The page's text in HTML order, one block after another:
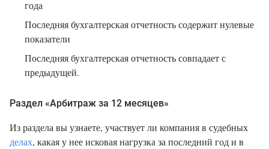
года
Последняя бухгалтерская отчетность содержит нулевые
показатели
Последняя бухгалтерская отчетность совпадает с
предыдущей.
Раздел «Арбитраж за 12 месяцев»
Из раздела вы узнаете, участвует ли компания в судебных
делах, какая у нее исковая нагрузка за последний год и в